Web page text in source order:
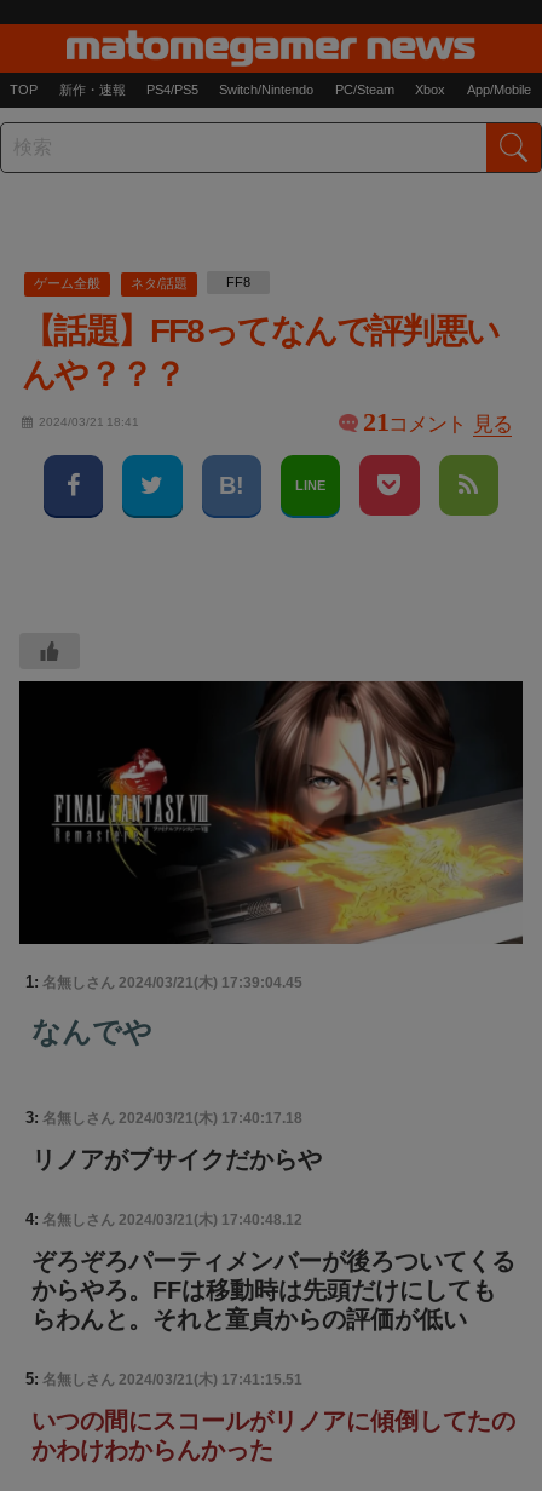
TOP 新作・速報 PS4/PS5 Switch/Nintendo PC/Steam Xbox App/Mobile
ゲーム全般 ネタ/話題 FF8
【話題】FF8ってなんで評判悪い
んや？？？
2024/03/21 18:41 21コメント 見る
LINE
1: 名無しさん 2024/03/21(木) 17:39:04.45
なんでや
3: 名無しさん 2024/03/21(木) 17:40:17.18
リノアがブサイクだからや
4: 名無しさん 2024/03/21(木) 17:40:48.12
ぞろぞろパーティメンバーが後ろついてくる
からやろ。FFは移動時は先頭だけにしても
らわんと。それと童貞からの評価が低い
5: 名無しさん 2024/03/21(木) 17:41:15.51
いつの間にスコールがリノアに傾倒してたの
かわけわからんかった